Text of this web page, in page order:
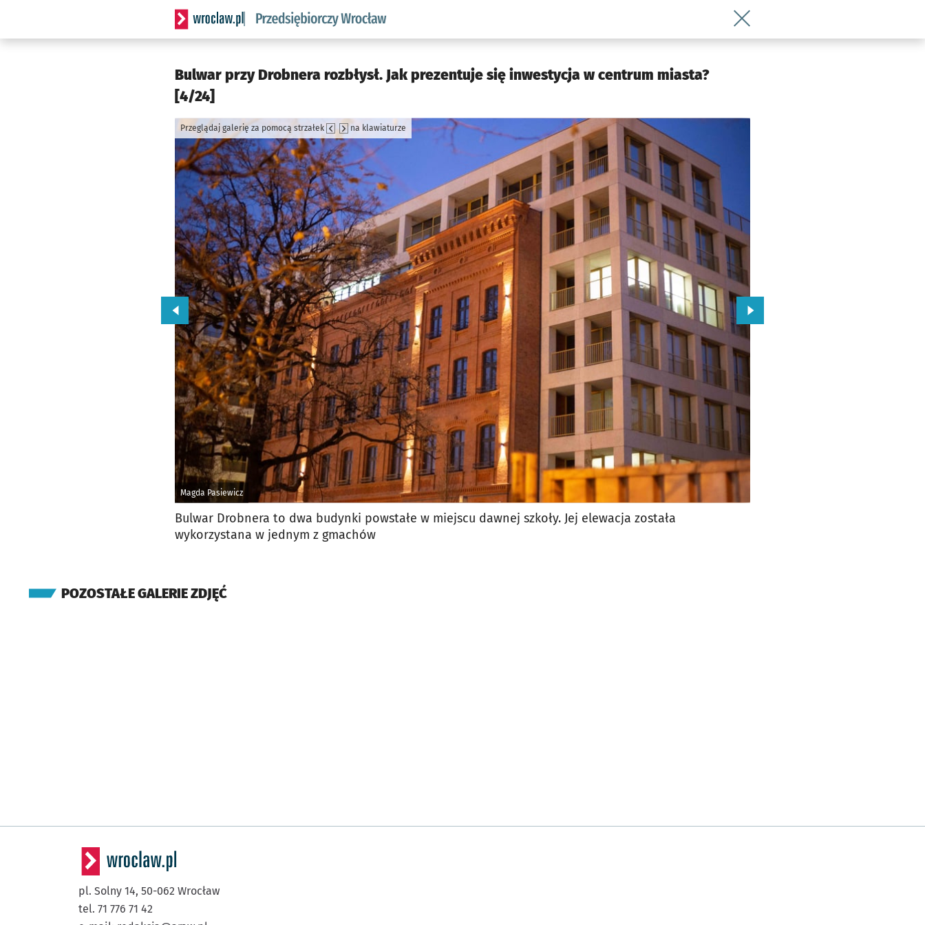
Serwis informacyjny wroclaw.pl podserwis: Strategia rozwoju przedsiębiorczości miasta Wrocławia
Wróć do artykułu Bulwar przy
Bulwar przy Drobnera rozbłysł. Jak prezentuje się inwestycja w centrum miasta?
[4/24]
Magda Pasiewicz
Przeglądaj galerię za pomocą strzałek na klawiaturze
Przejdź do poprzedniego zdjęcia. Przejdź do kolejnego zdjęcia.
Bulwar Drobnera to dwa budynki powstałe w miejscu dawnej szkoły. Jej elewacja została
wykorzystana w jednym z gmachów
POZOSTAŁE GALERIE ZDJĘĆ
pl. Solny 14, 50-062 Wrocław
tel. 71 776 71 42